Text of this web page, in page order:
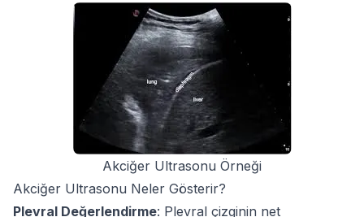
Akciğer Ultrasonu Örneği
Akciğer Ultrasonu Neler Gösterir?
Plevral Değerlendirme: Plevral çizginin net